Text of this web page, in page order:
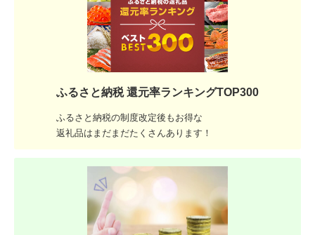
ふるさと納税 還元率ランキングTOP300
ふるさと納税の制度改定後もお得な
返礼品はまだまだたくさんあります！